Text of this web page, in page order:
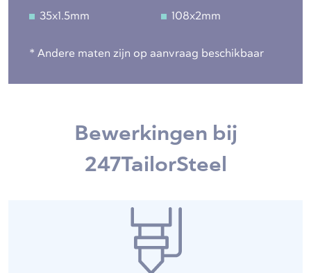
35x1.5mm
108x2mm
* Andere maten zijn op aanvraag beschikbaar
Bewerkingen bij
247TailorSteel